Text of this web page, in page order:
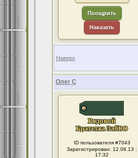
Поощрить
Наказать
Наверх
Олег С
ID пользователя #7043
Зарегистрирован: 12.08.13 :
17:32